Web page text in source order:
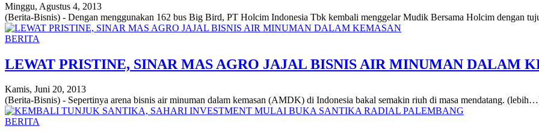
Minggu, Agustus 4, 2013
(Berita-Bisnis) - Dengan menggunakan 162 bus Big Bird, PT Holcim Indonesia Tbk kembali menggelar Mudik Bersama Holcim dengan
BERITA
LEWAT PRISTINE, SINAR MAS AGRO JAJAL BISNIS AIR MINUMAN DALAM
Kamis, Juni 20, 2013
(Berita-Bisnis) - Sepertinya arena bisnis air minuman dalam kemasan (AMDK) di Indonesia bakal semakin riuh di masa mendatang.
BERITA